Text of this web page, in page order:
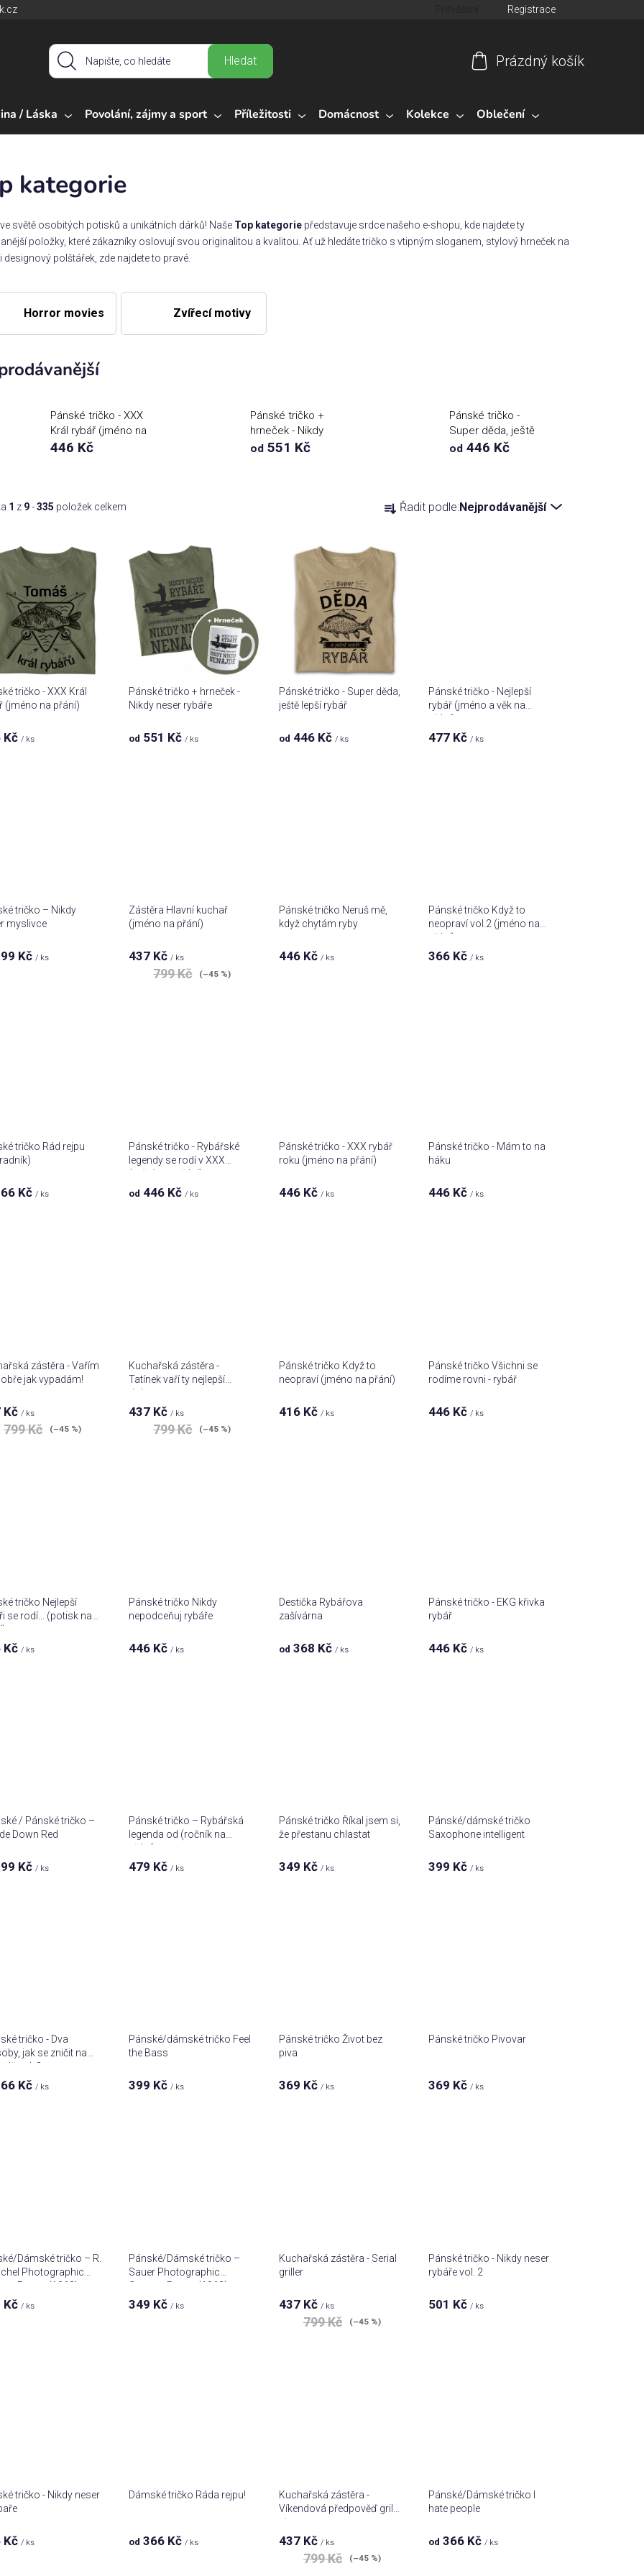
Registrace
Hledat
košík
Prázdný košík
/ Láska Povolání, zájmy a sport Příležitosti Domácnost Kolekce Oblečení
kategorie
světě osobitých potisků a unikátních dárků! Naše Top kategorie představuje srdce našeho e-shopu, kde najdete ty
položky, které zákazníky oslovují svou originalitou a kvalitou. Ať už hledáte tričko s vtipným sloganem, stylový hrneček na
designový polštářek, zde najdete to pravé.
Horror movies Zvířecí motivy
Pánské tričko - XXX
Král rybář (jméno na
přání)
446 Kč
Pánské tričko +
hrneček - Nikdy
neser rybáře
od551 Kč
Pánské tričko -
Super děda, ještě
lepší rybář
od 446 Kč
1 z 9-335 položek celkem
a
e
n
p
u
k
Řadit podle:Nejprodávanější
tričko - XXX Král
(jméno na přání)
Kč / ks
Pánské tričko + hrneček -
Nikdy neser rybáře
od 551 Kč / ks
Pánské tričko - Super děda,
ještě lepší rybář
od 446 Kč / ks
Pánské tričko - Nejlepší
rybář (jméno a věk na
přání)
477 Kč / ks
tričko – Nikdy
myslivce
Kč / ks
Zástěra Hlavní kuchař
(jméno na přání)
437 Kč/ ks
799 Kč (–45 %)
Pánské tričko Neruš mě,
když chytám ryby
446 Kč / ks
Pánské tričko Když to
neopraví vol.2 (jméno na
přání)
366 Kč / ks
tričko Rád rejpu
Kč / ks
Pánské tričko - Rybářské
legendy se rodí v XXX
(měsíc na přání)
od 446 Kč/ ks
Pánské tričko - XXX rybář
roku (jméno na přání)
446 Kč / ks
Pánské tričko - Mám to na
háku
446 Kč / ks
zástěra - Vařím
jak vypadám!
Kč / ks
799 Kč (–45 %)
Kuchařská zástěra -
Tatínek vaří ty nejlepší
dobroty
437 Kč / ks
799 Kč (–45 %)
Pánské tričko Když to
neopraví (jméno na přání)
416 Kč / ks
Pánské tričko Všichni se
rodíme rovni - rybář
446 Kč / ks
tričko Nejlepší
se rodí... (potisk na
Kč / ks
Pánské tričko Nikdy
nepodceňuj rybáře
446 Kč / ks
Destička Rybářova
zašívárna
od 368 Kč / ks
Pánské tričko - EKG křivka
rybář
446 Kč / ks
/ Pánské tričko –
Down Red
Kč / ks
Pánské tričko – Rybářská
legenda od (ročník na
přání)
479 Kč/ ks
Pánské tričko Říkal jsem si,
že přestanu chlastat
349 Kč / ks
Pánské/dámské tričko
Saxophone intelligent
399 Kč / ks
tričko - Dva
jak se zničit na
vol. 2
Kč / ks
Pánské/dámské tričko Feel
the Bass
399 Kč/ ks
Pánské tričko Život bez
piva
369 Kč / ks
Pánské tričko Pivovar
369 Kč / ks
Dámské tričko – R.
Photographic
Patent (1963)
Kč / ks
Pánské/Dámské tričko –
Sauer Photographic
Camera Patent (1962)
349 Kč / ks
Kuchařská zástěra - Serial
griller
437 Kč / ks
799 Kč (–45 %)
Pánské tričko - Nikdy neser
rybáře vol. 2
501 Kč / ks
tričko - Nikdy neser
Kč / ks
Dámské tričko Ráda rejpu!
od 366 Kč / ks
Kuchařská zástěra -
Víkendová předpověď gril a
pivo
437 Kč / ks
799 Kč (–45 %)
Pánské/Dámské tričko I
hate people
od 366 Kč / ks